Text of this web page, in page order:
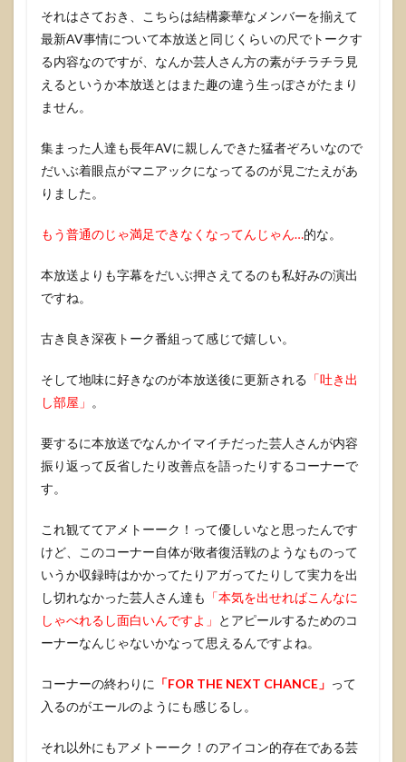
それはさておき、こちらは結構豪華なメンバーを揃えて
最新AV事情について本放送と同じくらいの尺でトークす
る内容なのですが、なんか芸人さん方の素がチラチラ見
えるというか本放送とはまた趣の違う生っぽさがたまり
ません。
集まった人達も長年AVに親しんできた猛者ぞろいなので
だいぶ着眼点がマニアックになってるのが見ごたえがあ
りました。
もう普通のじゃ満足できなくなってんじゃん…的な。
本放送よりも字幕をだいぶ押さえてるのも私好みの演出
ですね。
古き良き深夜トーク番組って感じで嬉しい。
そして地味に好きなのが本放送後に更新される 「吐き出
し部屋」 。
要するに本放送でなんかイマイチだった芸人さんが内容
振り返って反省したり改善点を語ったりするコーナーで
す。
これ観ててアメトーーク！って優しいなと思ったんです
けど、このコーナー自体が敗者復活戦のようなものって
いうか収録時はかかってたりアガってたりして実力を出
し切れなかった芸人さん達も 「本気を出せればこんなに
しゃべれるし面白いんですよ」 とアピールするためのコ
ーナーなんじゃないかなって思えるんですよね。
コーナーの終わりに 「FOR THE NEXT CHANCE」 って
入るのがエールのようにも感じるし。
それ以外にもアメトーーク！のアイコン的存在である芸